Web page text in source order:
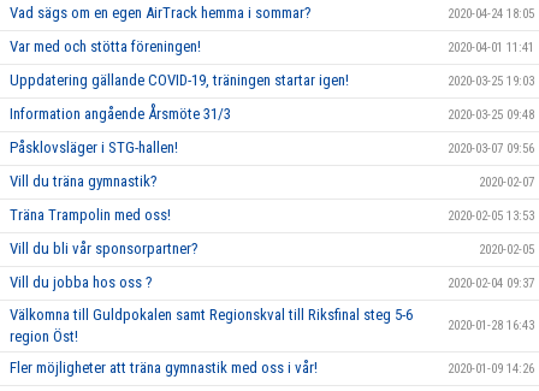
Vad sägs om en egen AirTrack hemma i sommar? 2020-04-24 18:05
Var med och stötta föreningen! 2020-04-01 11:41
Uppdatering gällande COVID-19, träningen startar igen! 2020-03-25 19:03
Information angående Årsmöte 31/3 2020-03-25 09:48
Påsklovsläger i STG-hallen! 2020-03-07 09:56
Vill du träna gymnastik? 2020-02-07
Träna Trampolin med oss! 2020-02-05 13:53
Vill du bli vår sponsorpartner? 2020-02-05
Vill du jobba hos oss ? 2020-02-04 09:37
Välkomna till Guldpokalen samt Regionskval till Riksfinal steg 5-6
region Öst!
2020-01-28 16:43
Fler möjligheter att träna gymnastik med oss i vår! 2020-01-09 14:26